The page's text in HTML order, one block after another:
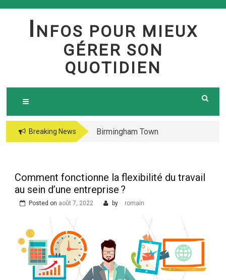
Skip
I NFOS POUR MIEUX
GÉRER SON
QUOTIDIEN
Breaking News
Birmingham Town
The jetsetter casino
lord of your sea pokie
play Totally free
Harbors Mercantile
Office Solutions Pvt
Comment fonctionne la flexibilité du travail
au sein d’une entreprise ?
Posted on août 7, 2022 by romain